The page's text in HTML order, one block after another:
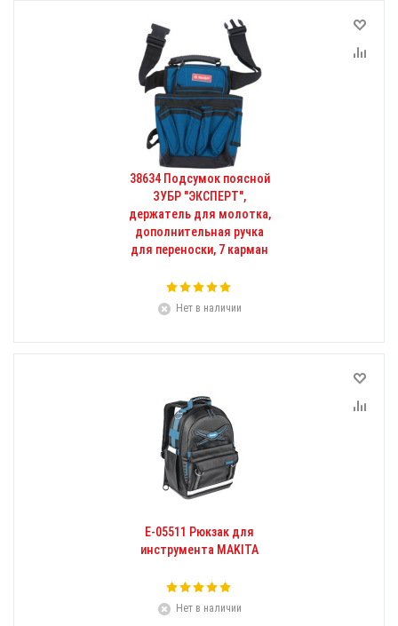
38634 Подсумок поясной
ЗУБР "ЭКСПЕРТ",
держатель для молотка,
дополнительная ручка
для переноски, 7 карман
Нет в наличии
E-05511 Рюкзак для
инструмента MAKITA
Нет в наличии